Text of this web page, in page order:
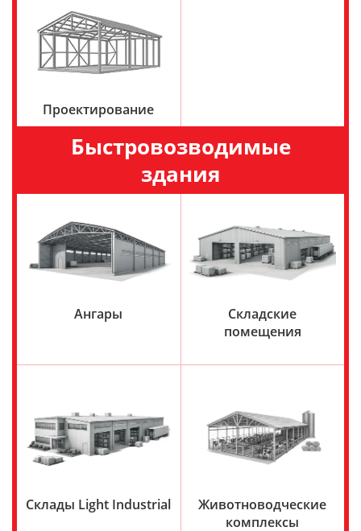
Проектирование
Быстровозводимые
здания
Ангары
Складские
помещения
Склады Light Industrial
Животноводческие
комплексы